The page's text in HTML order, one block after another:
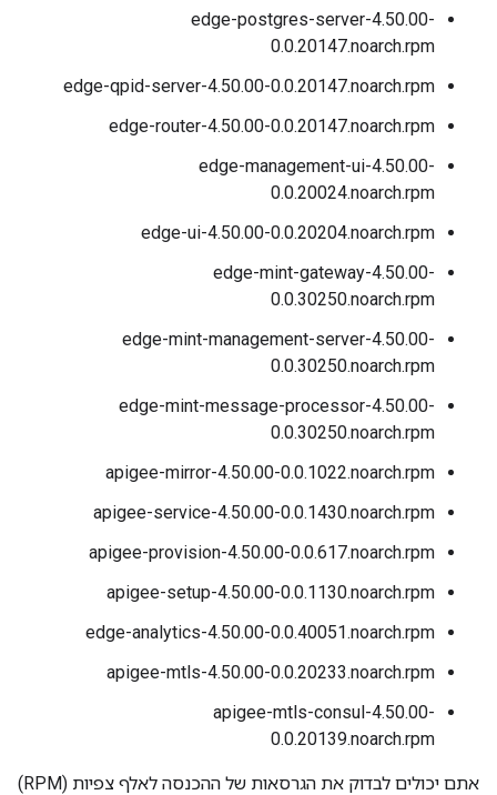
edge-postgres-server-4.50.00-
0.0.20147.noarch.rpm
edge-qpid-server-4.50.00-0.0.20147.noarch.rpm
edge-router-4.50.00-0.0.20147.noarch.rpm
edge-management-ui-4.50.00-
0.0.20024.noarch.rpm
edge-ui-4.50.00-0.0.20204.noarch.rpm
edge-mint-gateway-4.50.00-
0.0.30250.noarch.rpm
edge-mint-management-server-4.50.00-
0.0.30250.noarch.rpm
edge-mint-message-processor-4.50.00-
0.0.30250.noarch.rpm
apigee-mirror-4.50.00-0.0.1022.noarch.rpm
apigee-service-4.50.00-0.0.1430.noarch.rpm
apigee-provision-4.50.00-0.0.617.noarch.rpm
apigee-setup-4.50.00-0.0.1130.noarch.rpm
edge-analytics-4.50.00-0.0.40051.noarch.rpm
apigee-mtls-4.50.00-0.0.20233.noarch.rpm
apigee-mtls-consul-4.50.00-
0.0.20139.noarch.rpm
אתם יכולים לבדוק את הגרסאות של ההכנסה לאלף צפיות (RPM)